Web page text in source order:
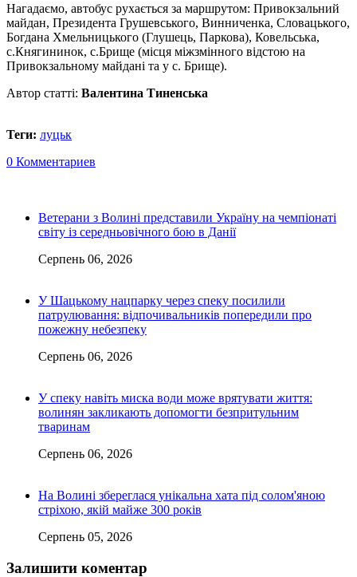
Нагадаємо, автобус рухається за маршрутом: Привокзальний
майдан, Президента Грушевського, Винниченка, Словацького,
Богдана Хмельницького (Глушець, Паркова), Ковельська,
с.Княгининок, с.Брище (місця міжзмінного відстою на
Привокзальному майдані та у с. Брище).
Автор статті: Валентина Тиненська
Теги: луцьк
0 Комментариев
Ветерани з Волині представили Україну на чемпіонаті
світу із середньовічного бою в Данії
Серпень 06, 2026
У Шацькому нацпарку через спеку посилили
патрулювання: відпочивальників попередили про
пожежну небезпеку
Серпень 06, 2026
У спеку навіть миска води може врятувати життя:
волинян закликають допомогти безпритульним
тваринам
Серпень 06, 2026
На Волині збереглася унікальна хата під солом'яною
стріхою, якій майже 300 років
Серпень 05, 2026
Залишити коментар